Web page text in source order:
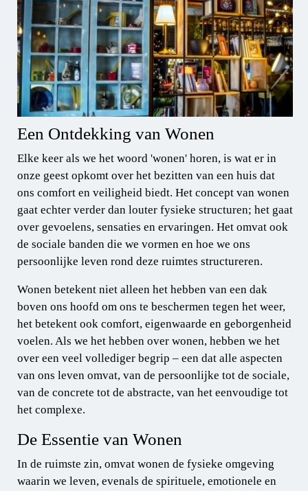
Een Ontdekking van Wonen
Elke keer als we het woord 'wonen' horen, is wat er in
onze geest opkomt over het bezitten van een huis dat
ons comfort en veiligheid biedt. Het concept van wonen
gaat echter verder dan louter fysieke structuren; het gaat
over gevoelens, sensaties en ervaringen. Het omvat ook
de sociale banden die we vormen en hoe we ons
persoonlijke leven rond deze ruimtes structureren.
Wonen betekent niet alleen het hebben van een dak
boven ons hoofd om ons te beschermen tegen het weer,
het betekent ook comfort, eigenwaarde en geborgenheid
voelen. Als we het hebben over wonen, hebben we het
over een veel vollediger begrip – een dat alle aspecten
van ons leven omvat, van de persoonlijke tot de sociale,
van de concrete tot de abstracte, van het eenvoudige tot
het complexe.
De Essentie van Wonen
In de ruimste zin, omvat wonen de fysieke omgeving
waarin we leven, evenals de spirituele, emotionele en